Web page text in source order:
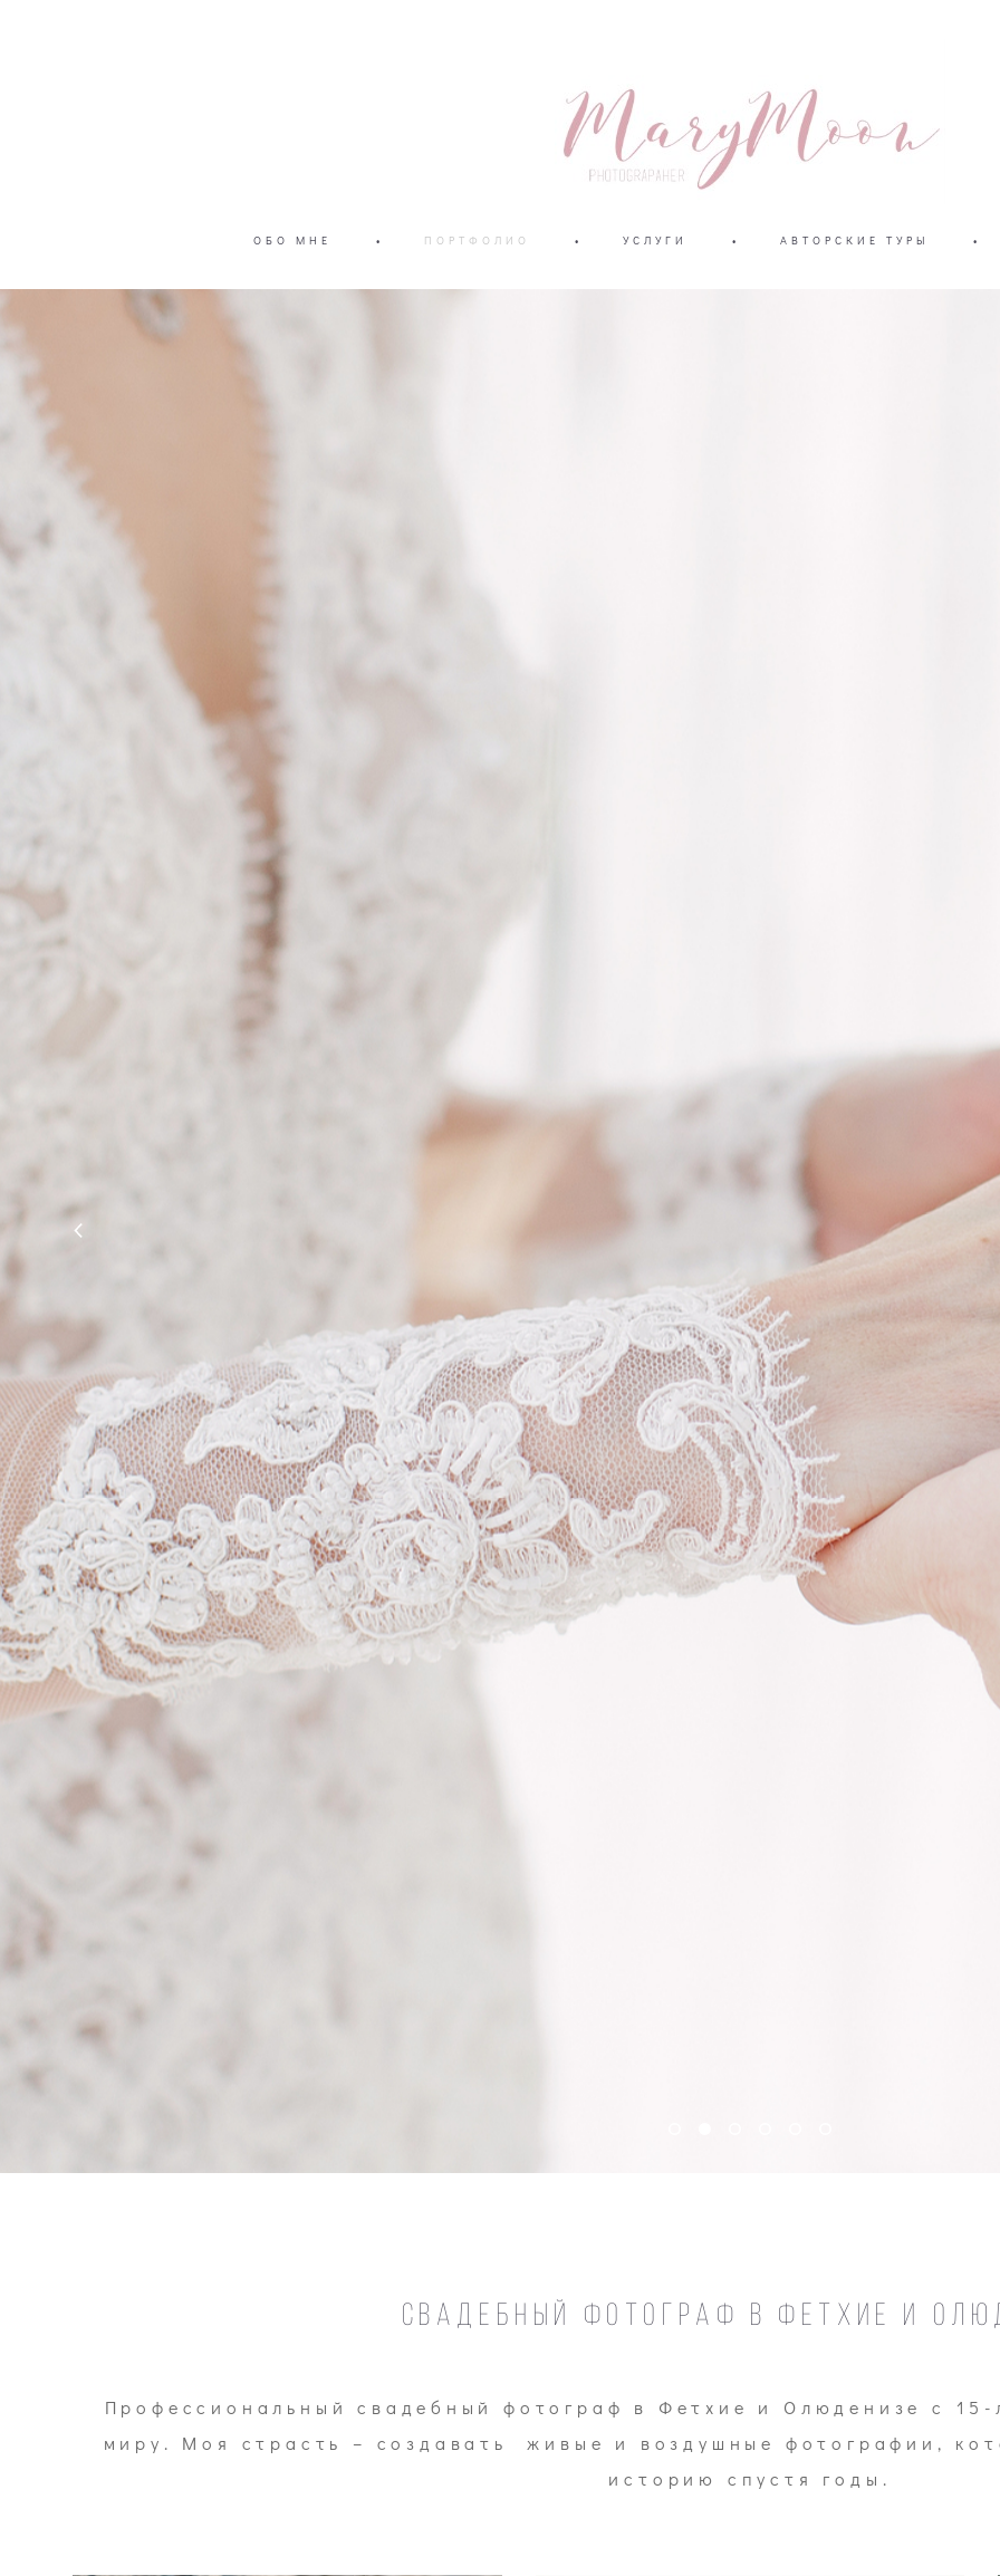
ОБО МНЕ • ПОРТФОЛИО • УСЛУГИ • АВТОРСКИЕ ТУРЫ •
Свадебный фотограф в Фетхие и
Профессиональный свадебный фотограф в Фетхие и Олюденизе с
миру. Моя страсть – создавать живые и воздушные фотографии,
историю спустя годы.